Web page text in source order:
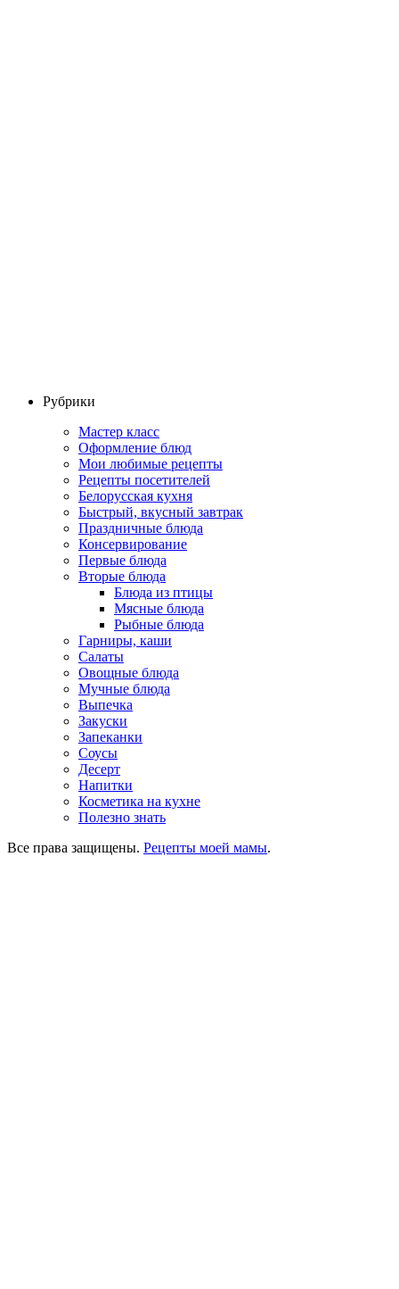
Рубрики
Мастер класс
Оформление блюд
Мои любимые рецепты
Рецепты посетителей
Белорусская кухня
Быстрый, вкусный завтрак
Праздничные блюда
Консервирование
Первые блюда
Вторые блюда
Блюда из птицы
Мясные блюда
Рыбные блюда
Гарниры, каши
Салаты
Овощные блюда
Мучные блюда
Выпечка
Закуски
Запеканки
Соусы
Десерт
Напитки
Косметика на кухне
Полезно знать
Все права защищены. Рецепты моей мамы.